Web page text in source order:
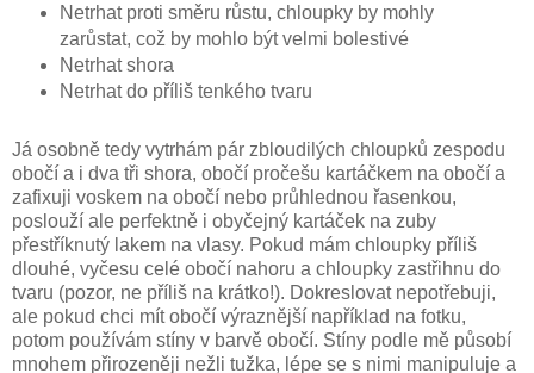
Netrhat proti směru růstu, chloupky by mohly
zarůstat, což by mohlo být velmi bolestivé
Netrhat shora
Netrhat do příliš tenkého tvaru
Já osobně tedy vytrhám pár zbloudilých chloupků zespodu
obočí a i dva tři shora, obočí pročešu kartáčkem na obočí a
zafixuji voskem na obočí nebo průhlednou řasenkou,
poslouží ale perfektně i obyčejný kartáček na zuby
přestříknutý lakem na vlasy. Pokud mám chloupky příliš
dlouhé, vyčesu celé obočí nahoru a chloupky zastřihnu do
tvaru (pozor, ne příliš na krátko!). Dokreslovat nepotřebuji,
ale pokud chci mít obočí výraznější například na fotku,
potom používám stíny v barvě obočí. Stíny podle mě působí
mnohem přirozeněji nežli tužka, lépe se s nimi manipuluje a